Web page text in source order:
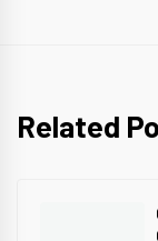
Related